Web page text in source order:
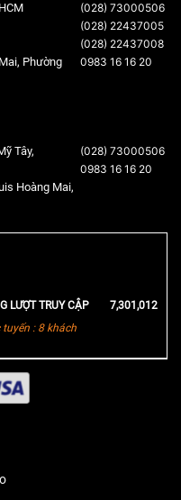
Phường
(028) 73000506
(028) 22437005
(028) 22437008
0983 16 16 20
Tây,
Hoàng Mai,
(028) 73000506
0983 16 16 20
LƯỢT TRUY CẬP
7,301,012
tuyến : 8 khách